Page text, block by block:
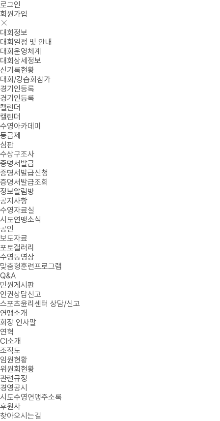
로그인
회원가입
대회정보
대회일정 및 안내
대회운영체계
대회상세정보
신기록현황
대회/강습회참가
경기인등록
경기인등록
캘린더
캘린더
수영아카데미
등급제
심판
수상구조사
증명서발급
증명서발급신청
증명서발급조회
정보알림방
공지사항
수영자료실
시도연맹소식
공인
보도자료
포토갤러리
수영동영상
맞춤형훈련프로그램
Q&A
민원게시판
인권상담신고
스포츠윤리센터 상담/신고
연맹소개
회장 인사말
연혁
CI소개
조직도
임원현황
위원회현황
관련규정
경영공시
시도수영연맹주소록
후원사
찾아오시는길